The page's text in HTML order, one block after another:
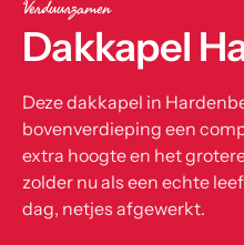
Verduurzamen
Dakkapel
Deze dakkapel in
bovenverdieping een
extra hoogte en het
zolder nu als een echte
dag, netjes afgewerkt.